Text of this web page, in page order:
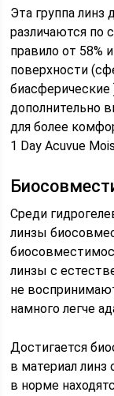
Эта группа
различаются по
правило от 58%
поверхности
биасферические
дополнительно
для более
1 Day Acuvue
Среди
линзы
линзы с
не
намного легче
Достигается
в материал
в норме